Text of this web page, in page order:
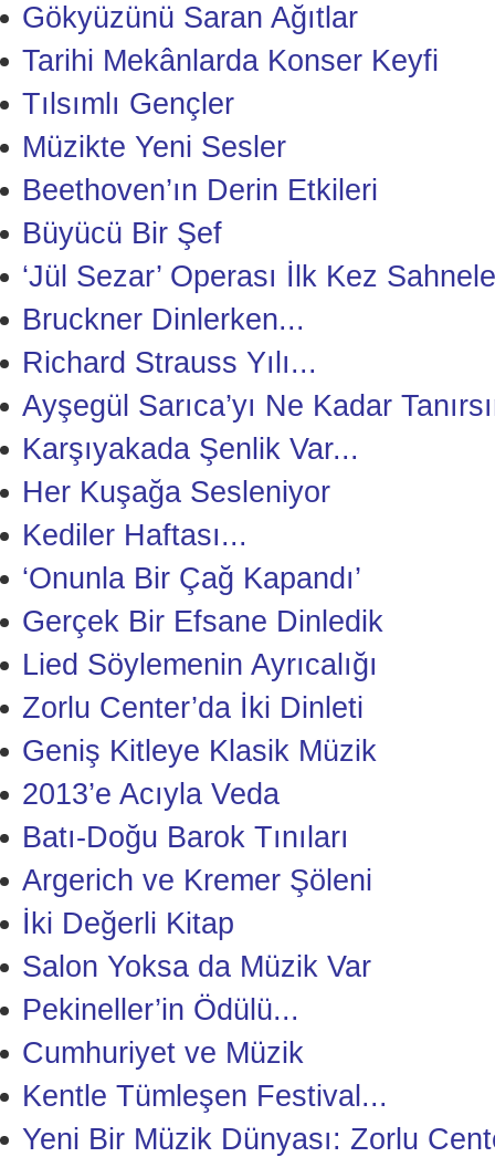
Gökyüzünü Saran Ağıtlar
Tarihi Mekânlarda Konser Keyfi
Tılsımlı Gençler
Müzikte Yeni Sesler
Beethoven’ın Derin Etkileri
Büyücü Bir Şef
‘Jül Sezar’ Operası İlk Kez
Bruckner Dinlerken...
Richard Strauss Yılı...
Ayşegül Sarıca’yı Ne Kadar
Karşıyakada Şenlik Var...
Her Kuşağa Sesleniyor
Kediler Haftası...
‘Onunla Bir Çağ Kapandı’
Gerçek Bir Efsane Dinledik
Lied Söylemenin Ayrıcalığı
Zorlu Center’da İki Dinleti
Geniş Kitleye Klasik Müzik
2013’e Acıyla Veda
Batı-Doğu Barok Tınıları
Argerich ve Kremer Şöleni
İki Değerli Kitap
Salon Yoksa da Müzik Var
Pekineller’in Ödülü...
Cumhuriyet ve Müzik
Kentle Tümleşen Festival...
Yeni Bir Müzik Dünyası: Zorlu